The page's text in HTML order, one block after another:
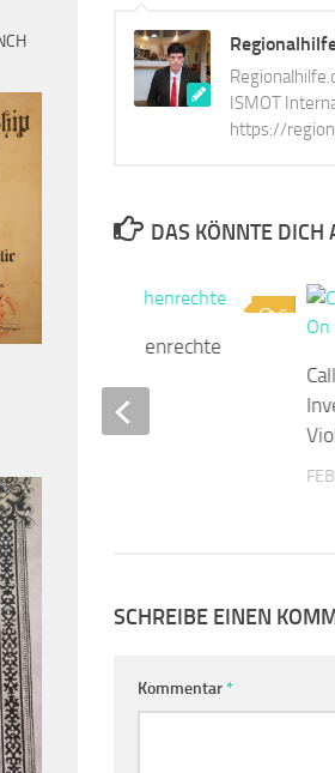
ISMOT
https://
DAS KÖNNTE DICH
0
3 – Menschenrechte
8, 2010
SCHREIBE EINEN
Kommentar*